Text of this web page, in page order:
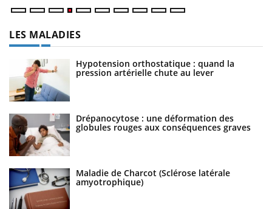
LES MALADIES
Hypotension orthostatique : quand la
pression artérielle chute au lever
Drépanocytose : une déformation des
globules rouges aux conséquences graves
Maladie de Charcot (Sclérose latérale
amyotrophique)